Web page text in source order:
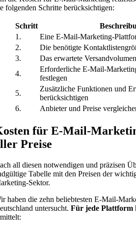
folgenden Schritte berücksichtigen:
Schritt
1.
Eine E-Mail-Marketing-
2.
Die benötigte
3.
Das erwartete
4.
Erforderliche E-Mail-
festlegen
5.
Zusätzliche Funktionen und
berücksichtigen
6.
Anbieter und Preise
für E-Mail-
Preise
all diesen notwendigen und präzisen
Tabelle mit den Preisen der
Sektor.
haben die zehn beliebtesten E-Mail-
untersucht. Für jede Plattform